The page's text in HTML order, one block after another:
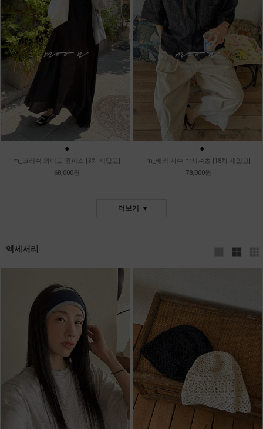
●
m_크러쉬 와이드 원피스 [3차 재입고]
68,000원
●
m_베리 자수 박시셔츠 [18차 재입고]
78,000원
더보기
액세서리